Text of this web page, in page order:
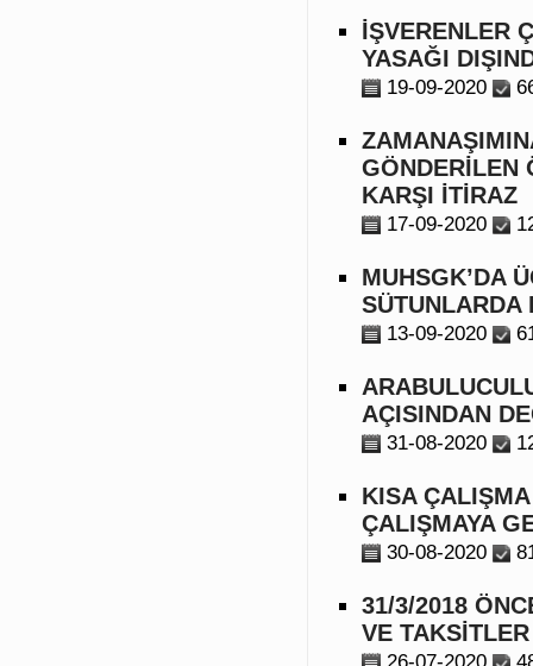
İŞVERENLER
YASAĞI
19-09-2020
GÖNDERİLEN
KARŞI İTİRAZ
17-09-2020
MUHSGK’DA
SÜTUNLARDA
13-09-2020
AÇISINDAN
31-08-2020
KISA
ÇALIŞMAYA
30-08-2020
31/3/2018
VE